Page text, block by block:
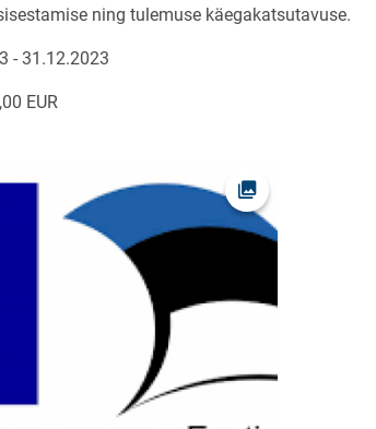
ning tulemuse käegakatsutavuse.
- 31.12.2023
EUR
Ava foto